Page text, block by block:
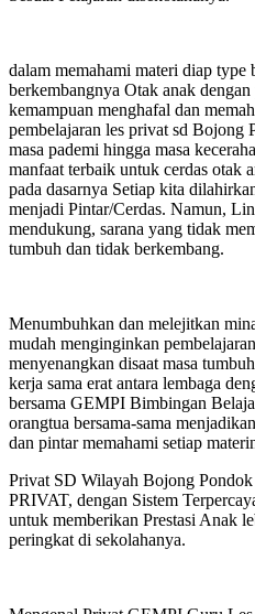
dalam memahami materi diap type
berkembangnya Otak anak
kemampuan menghafal dan
pembelajaran les privat sd Bojong
masa pademi hingga masa
manfaat terbaik untuk cerdas otak
pada dasarnya Setiap kita
menjadi Pintar/Cerdas. Namun,
mendukung, sarana yang tidak
tumbuh dan tidak berkembang.
Menumbuhkan dan melejitkan
mudah menginginkan
menyenangkan disaat masa
kerja sama erat antara lembaga
bersama GEMPI Bimbingan
orangtua bersama-sama
dan pintar memahami setiap
Privat SD Wilayah Bojong
PRIVAT, dengan Sistem
untuk memberikan Prestasi Anak
peringkat di sekolahanya.